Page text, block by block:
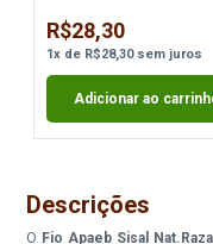
R$28,30
1xde R$28,30sem juros
Adicionar ao
Descrições
O Fio Apaeb Sisal